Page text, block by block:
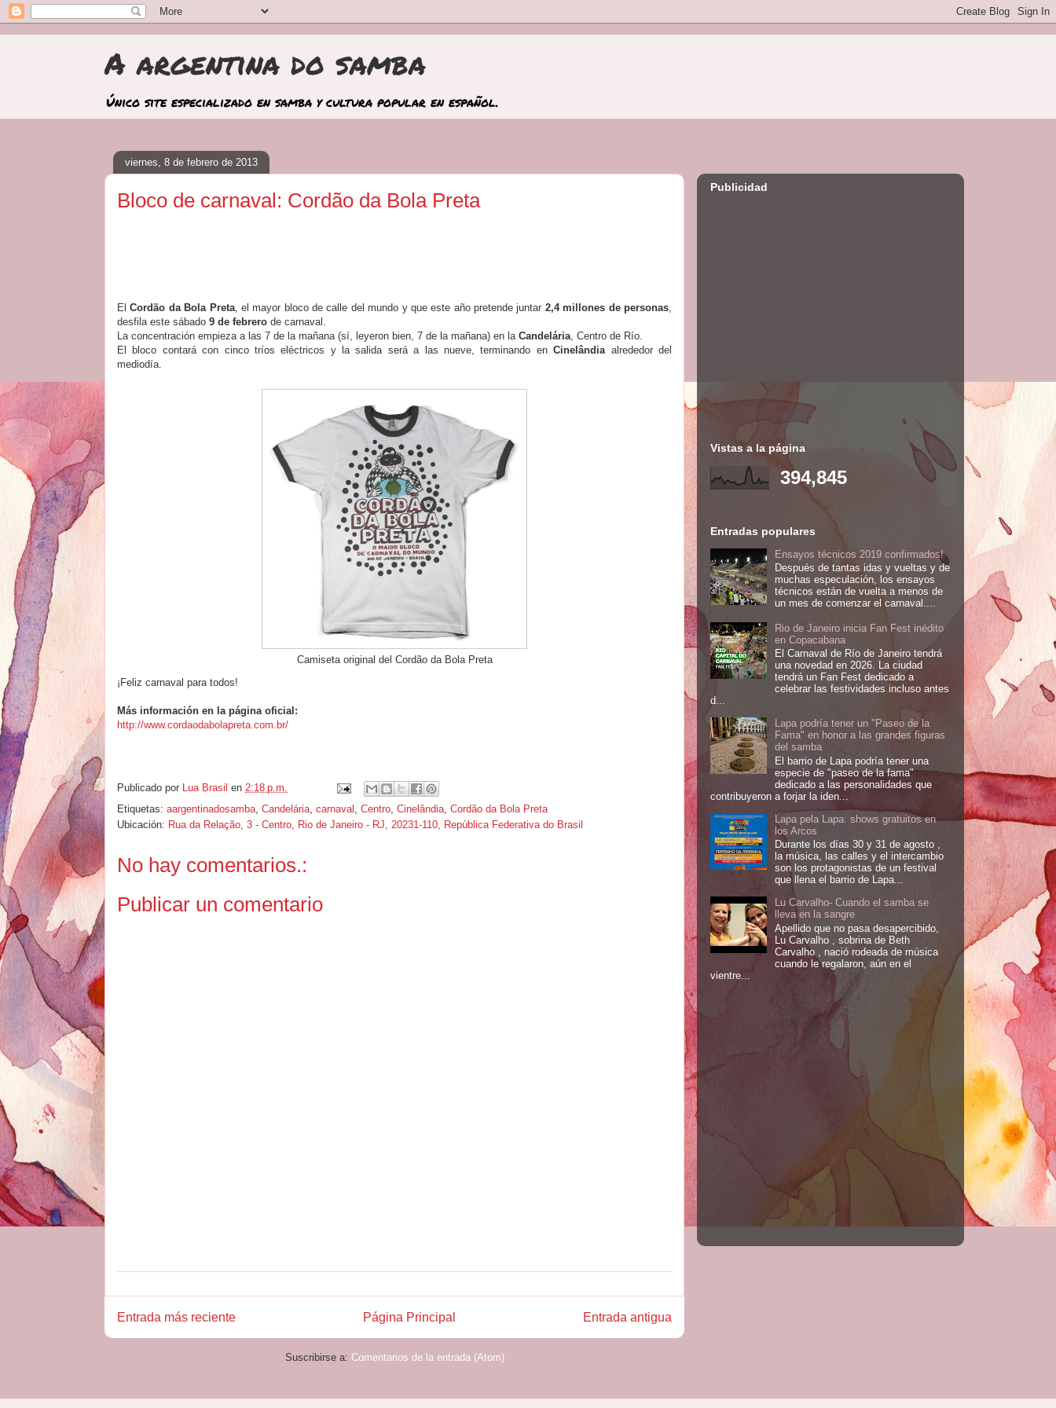
A argentina do samba
Único site especializado en samba y cultura popular en español.
viernes, 8 de febrero de 2013
Bloco de carnaval: Cordão da Bola Preta
ElCordão da Bola Preta, el mayor bloco de calle del mundo y que este año pretende juntar 2,4 millones de personas,
desfila este sábado 9 de febrero de carnaval.
La concentración empieza a las 7 de la mañana (sí, leyeron bien, 7 de la mañana) en la Candelária, Centro de Río.
El bloco contará con cinco tríos eléctricos y la salida será a las nueve, terminando enCinelândia alrededor del
mediodía.
Camiseta original del Cordão da Bola Preta
¡Feliz carnaval para todos!
Más información en la página oficial:
http://www.cordaodabolapreta.com.br/
Publicado por Lua Brasil en 2:18 p.m.
Etiquetas: aargentinadosamba Candelária carnaval Centro Cinelândia Cordão da Bola Preta
Ubicación: Rua da Relação, 3 - Centro, Rio de Janeiro - RJ, 20231-110, República Federativa do Brasil
No hay comentarios.:
Publicar un comentario
Entrada más reciente Entrada antigua
Página Principal
Suscribirse a: Comentarios de la entrada (Atom)
Publicidad
Vistas a la página
394,845
Entradas populares
Ensayos técnicos 2019 confirmados!
Después de tantas idas y vueltas y de
muchas especulación, los ensayos
técnicos están de vuelta a menos de
un mes de comenzar el carnaval....
Rio de Janeiro inicia Fan Fest inédito
en Copacabana
El Carnaval de Río de Janeiro tendrá
una novedad en 2026. La ciudad
tendrá un Fan Fest dedicado a
celebrar las festividades incluso antes
d...
Lapa podría tener un "Paseo de la
Fama" en honor a las grandes figuras
del samba
El barrio de Lapa podría tener una
especie de "paseo de la fama"
dedicado a las personalidades que
contribuyeron a forjar la iden...
Lapa pela Lapa: shows gratuitos en
los Arcos
Durante los días 30 y 31 de agosto ,
la música, las calles y el intercambio
son los protagonistas de un festival
que llena el barrio de Lapa...
Lu Carvalho- Cuando el samba se
lleva en la sangre
Apellido que no pasa desapercibido,
Lu Carvalho , sobrina de Beth
Carvalho , nació rodeada de música
cuando le regalaron, aún en el
vientre...